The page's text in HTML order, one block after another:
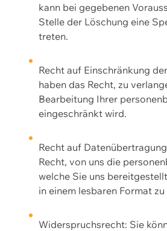
kann bei gegebenen
Stelle der Löschung eine
treten.
Recht auf Einschränkung
haben das Recht, zu
Bearbeitung Ihrer
eingeschränkt wird.
Recht auf
Recht, von uns die
welche Sie uns
in einem lesbaren Format
Widerspruchsrecht: Sie